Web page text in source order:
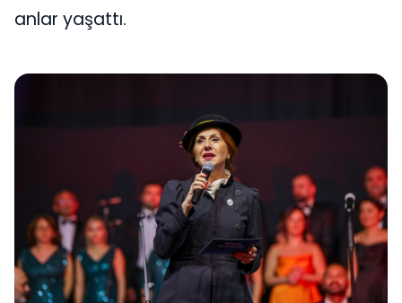
anlar yaşattı.